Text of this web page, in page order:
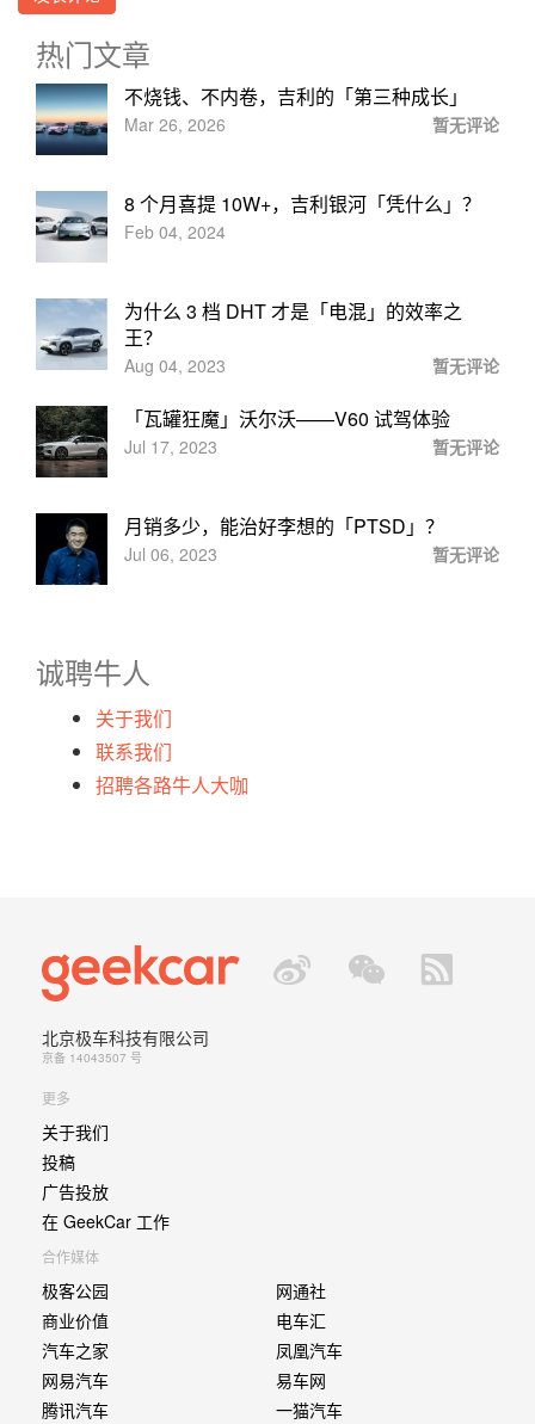
热门文章
不烧钱、不内卷，吉利的「第三种成长」
Mar 26, 2026 暂无评论
8 个月喜提 10W+，吉利银河「凭什么」？
Feb 04, 2024
为什么 3 档 DHT 才是「电混」的效率之
王？
Aug 04, 2023 暂无评论
「瓦罐狂魔」沃尔沃——V60 试驾体验
Jul 17, 2023 暂无评论
月销多少，能治好李想的「PTSD」？
Jul 06, 2023 暂无评论
诚聘牛人
关于我们
联系我们
招聘各路牛人大咖
北京极车科技有限公司
京备 14043507 号
更多
关于我们
投稿
广告投放
在 GeekCar 工作
合作媒体
极客公园
商业价值
汽车之家
网易汽车
腾讯汽车
网通社
电车汇
凤凰汽车
易车网
一猫汽车